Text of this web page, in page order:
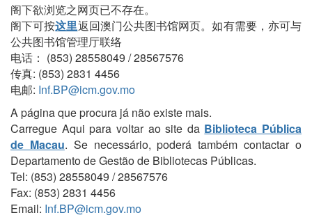
阁下欲浏览之网页已不存在。
阁下可按这里返回澳门公共图书馆网页。如有需要，亦可与
公共图书馆管理厅联络
电话： (853) 28558049 / 28567576
传真: (853) 2831 4456
电邮: Inf.BP@icm.gov.mo
A página que procura já não existe mais.
Carregue Aqui para voltar ao site da Biblioteca Pública
de Macau. Se necessário, poderá também contactar o
Departamento de Gestão de Bibliotecas Públicas.
Tel: (853) 28558049 / 28567576
Fax: (853) 2831 4456
Email: Inf.BP@icm.gov.mo